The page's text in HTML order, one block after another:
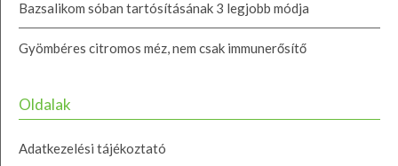
Bazsalikom sóban tartósításának 3 legjobb módja
Gyömbéres citromos méz, nem csak immunerősítő
Oldalak
Adatkezelési tájékoztató